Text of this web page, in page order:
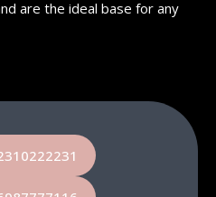
are the ideal base for any